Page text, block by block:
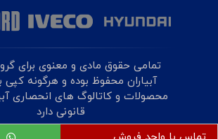
تمامی حقوق مادی و معنوی برای
آبیاران محفوظ بوده و هرگونه کپی
محصولات و کاتالوگ های انحصاری
قانونی دارد